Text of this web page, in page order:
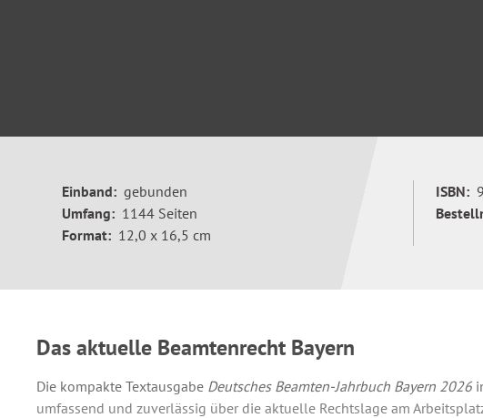
Einband: gebunden
Umfang: 1144 Seiten
Format: 12,0 x 16,5 cm
ISBN:
Das aktuelle Beamtenrecht Bayern
Die kompakte Textausgabe Deutsches Beamten-Jahrbuch Bayern 2026
umfassend und zuverlässig über die aktuelle Rechtslage am